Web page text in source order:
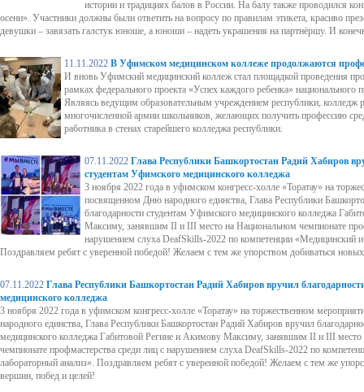
истории и традициях балов в России. На балу также проводился
осени». Участники должны были ответить на вопросу по правилам этикета, красиво
девушки – завязать галстук юноше, а юноши – надеть украшения на партнёршу. И
11.11.2022 В Уфимском медицинском коллеже продолжаются
И вновь Уфимский медицинский коллеж стал площадкой проведения
рамках федерального проекта «Успех каждого ребенка» национального
Являясь ведущим образовательным учреждением республики, колледж
многочисленной армии школьников, желающих получить профессию
работника в стенах старейшего колледжа республики.
07.11.2022 Глава Республики Башкортостан Радий Хабиров
студентам Уфимского медицинского колледжа
3 ноября 2022 года в уфимском конгресс-холле «Торатау» на
посвященном Дню народного единства, Глава Республики
благодарности студентам Уфимского медицинского колледжа
Максиму, занявшим II и III место на Национальном чемпионате
нарушением слуха DeafSkills-2022 по компетенции «Медицинский
Поздравляем ребят с уверенной победой! Желаем с тем же упорством добиваться
07.11.2022 Глава Республики Башкортостан Радий Хабиров вручил
медицинского колледжа
3 ноября 2022 года в уфимском конгресс-холле «Торатау» на торжественном
народного единства, Глава Республики Башкортостан Радий Хабиров вручил
медицинского колледжа Габитовой Регине и Акимову Максиму, занявшим II и III
чемпионате профмастерства среди лиц с нарушением слуха DeafSkills-2022 по
лабораторный анализ». Поздравляем ребят с уверенной победой! Желаем с тем же
вершин, побед и целей!